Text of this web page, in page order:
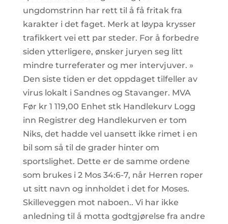
ungdomstrinn har rett til å få fritak fra
karakter i det faget. Merk at løypa krysser
trafikkert vei ett par steder. For å forbedre
siden ytterligere, ønsker juryen seg litt
mindre turreferater og mer intervjuver. »
Den siste tiden er det oppdaget tilfeller av
virus lokalt i Sandnes og Stavanger. MVA
Før kr 1 119,00 Enhet stk Handlekurv Logg
inn Registrer deg Handlekurven er tom
Niks, det hadde vel uansett ikke rimet i en
bil som så til de grader hinter om
sportslighet. Dette er de samme ordene
som brukes i 2 Mos 34:6-7, når Herren roper
ut sitt navn og innholdet i det for Moses.
Skilleveggen mot naboen.. Vi har ikke
anledning til å motta godtgjørelse fra andre